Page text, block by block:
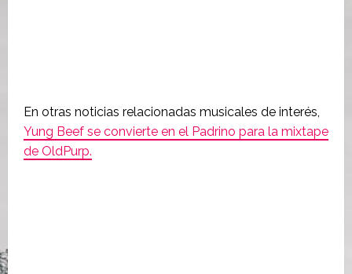
En otras noticias relacionadas musicales de interés,
Yung Beef se convierte en el Padrino para la mixtape
de OldPurp.